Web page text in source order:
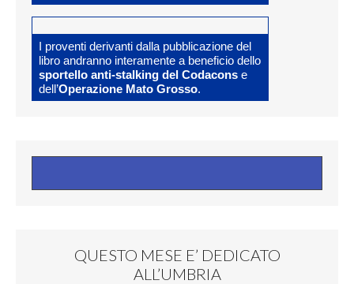
I proventi derivanti dalla pubblicazione del
libro andranno interamente a beneficio dello
sportello anti-stalking del Codacons e
dell’Operazione Mato Grosso.
QUESTO MESE E’ DEDICATO
ALL’UMBRIA